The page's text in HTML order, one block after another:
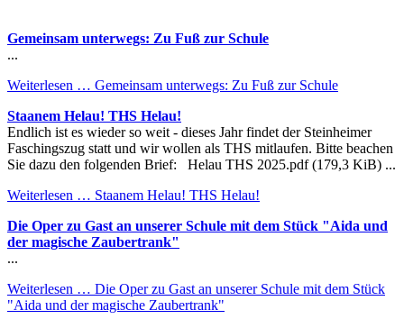
Gemeinsam unterwegs: Zu Fuß zur Schule
...
Weiterlesen … Gemeinsam unterwegs: Zu Fuß zur Schule
Staanem Helau! THS Helau!
Endlich ist es wieder so weit - dieses Jahr findet der Steinheimer
Faschingszug statt und wir wollen als THS mitlaufen. Bitte beachen
Sie dazu den folgenden Brief: Helau THS 2025.pdf (179,3 KiB) ...
Weiterlesen … Staanem Helau! THS Helau!
Die Oper zu Gast an unserer Schule mit dem Stück "Aida und
der magische Zaubertrank"
...
Weiterlesen … Die Oper zu Gast an unserer Schule mit dem Stück
"Aida und der magische Zaubertrank"